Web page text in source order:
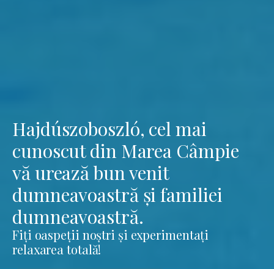
Hajdúszoboszló, cel mai
cunoscut din Marea Câmpie
vă urează bun venit
dumneavoastră și familiei
dumneavoastră.
Fiți oaspeții noștri și experimentați
relaxarea totală!